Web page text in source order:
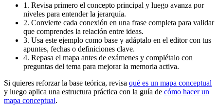
1. Revisa primero el concepto principal y luego avanza por
niveles para entender la jerarquía.
2. Convierte cada conexión en una frase completa para validar
que comprendes la relación entre ideas.
3. Usa este ejemplo como base y adáptalo en el editor con tus
apuntes, fechas o definiciones clave.
4. Repasa el mapa antes de exámenes y complétalo con
preguntas del tema para mejorar la memoria activa.
Si quieres reforzar la base teórica, revisa qué es un mapa conceptual
y luego aplica una estructura práctica con la guía de cómo hacer un
mapa conceptual.